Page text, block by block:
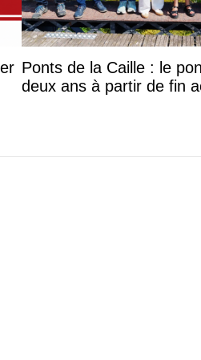
Ponts de la Caille : le
deux ans à partir de fin